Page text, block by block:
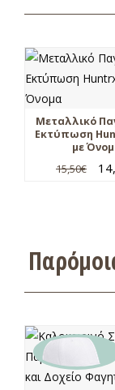
Μεταλλικό
Εκτύπωση
με
15,50€